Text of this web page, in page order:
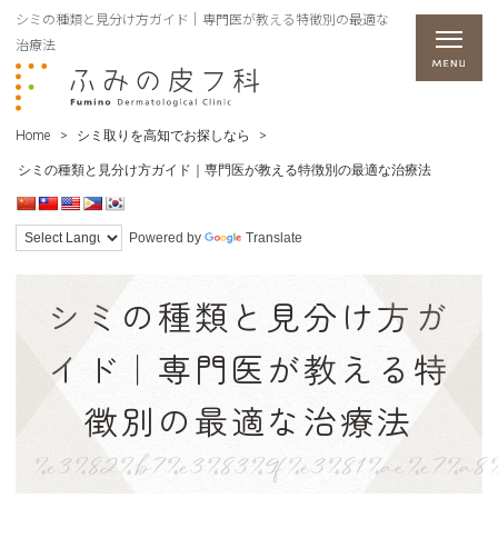
シミの種類と見分け方ガイド｜専門医が教える特徴別の最適な
治療法
Home > シミ取りを高知でお探しなら >
シミの種類と見分け方ガイド｜専門医が教える特徴別の最適な治療法
Powered by Translate
シミの種類と見分け方ガ
イド｜専門医が教える特
徴別の最適な治療法